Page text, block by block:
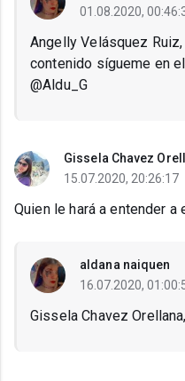
01.08.2020,
Angelly Velásquez
contenido sígueme en
@Aldu_G
Gissela Chavez
15.07.2020, 20:26:17
Quien le hará a entender a
aldana naiquen
16.07.2020,
Gissela Chavez